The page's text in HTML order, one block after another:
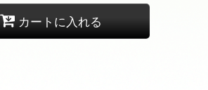
カートに入れる